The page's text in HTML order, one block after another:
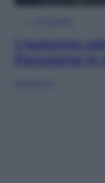
L’autunno